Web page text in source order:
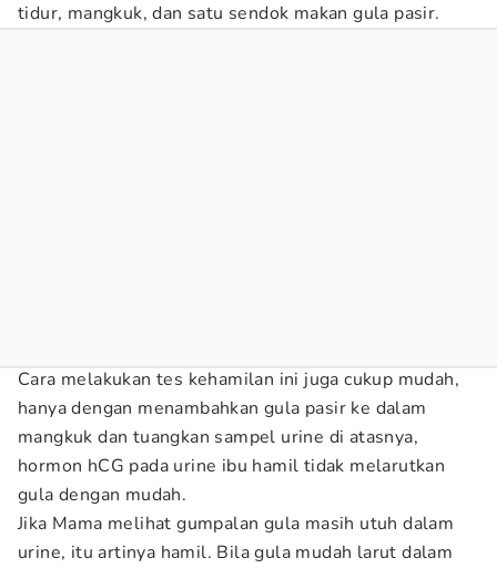
tidur, mangkuk, dan satu sendok makan gula pasir.
Cara melakukan tes kehamilan ini juga cukup mudah,
hanya dengan menambahkan gula pasir ke dalam
mangkuk dan tuangkan sampel urine di atasnya,
hormon hCG pada urine ibu hamil tidak melarutkan
gula dengan mudah.
Jika Mama melihat gumpalan gula masih utuh dalam
urine, itu artinya hamil. Bila gula mudah larut dalam